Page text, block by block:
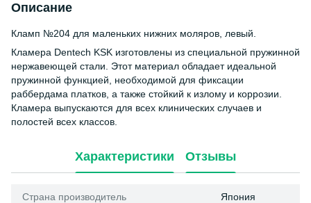
Описание
Кламп №204 для маленьких нижних моляров, левый.
Кламера Dentech KSK изготовлены из специальной пружинной
нержавеющей стали. Этот материал обладает идеальной
пружинной функцией, необходимой для фиксации
раббердама платков, а также стойкий к излому и коррозии.
Кламера выпускаются для всех клинических случаев и
полостей всех классов.
Характеристики Отзывы
Страна производитель Япония